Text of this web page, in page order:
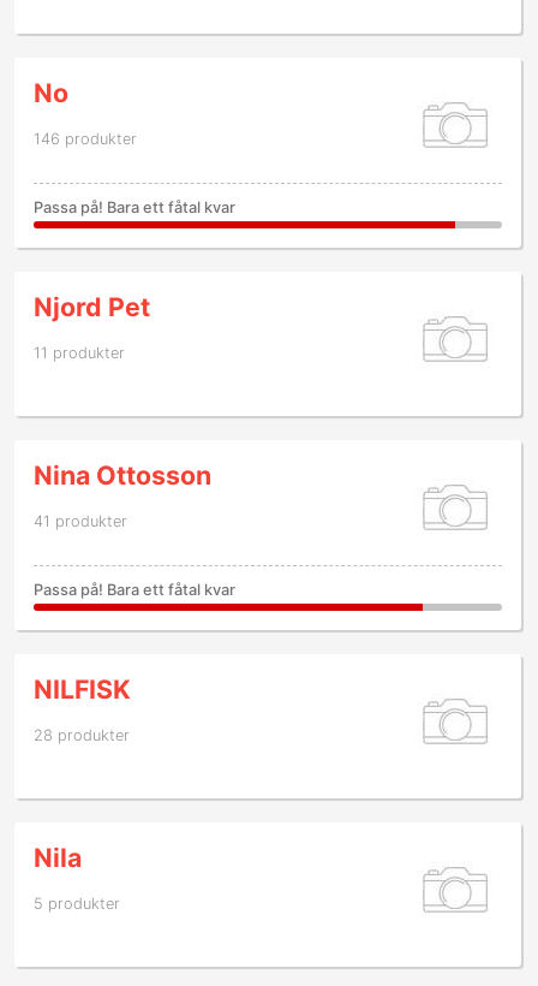
No
146 produkter
Passa på! Bara ett fåtal kvar
Njord Pet
11 produkter
Nina Ottosson
41 produkter
Passa på! Bara ett fåtal kvar
NILFISK
28 produkter
Nila
5 produkter